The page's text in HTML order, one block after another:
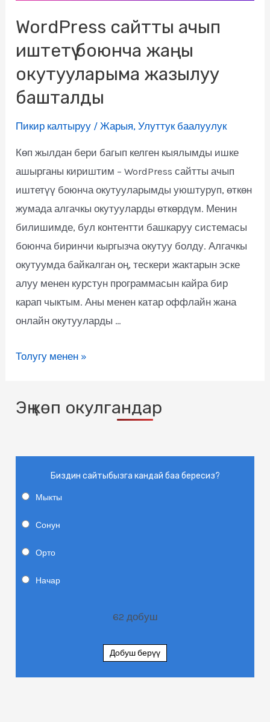
WordPress сайтты ачып
иштетүү боюнча жаңы
окутууларыма жазылуу
башталды
Пикир калтыруу /Жарыя,Улуттук баалуулук
Көп жылдан бери багып келген кыялымды ишке
ашырганы кириштим – WordPress сайтты ачып
иштетүү боюнча окутууларымды уюштуруп, өткөн
жумада алгачкы окутууларды өткөрдүм. Менин
билишимде, бул контентти башкаруу системасы
боюнча биринчи кыргызча окутуу болду. Алгачкы
окутуумда байкалган оң, тескери жактарын эске
алуу менен курстун программасын кайра бир
карап чыктым. Аны менен катар оффлайн жана
онлайн окутууларды …
Толугу менен »
Эң көп окулгандар
Биздин сайтыбызга кандай баа бересиз?
Мыкты
Сонун
Орто
Начар
62 добуш
Добуш берүү